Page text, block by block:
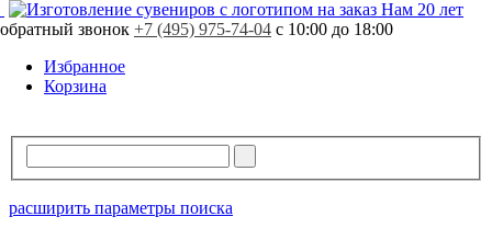
Нам 20 лет
обратный звонок +7 (495) 975-74-04 с 10:00 до 18:00
Избранное
Корзина
расширить параметры поиска